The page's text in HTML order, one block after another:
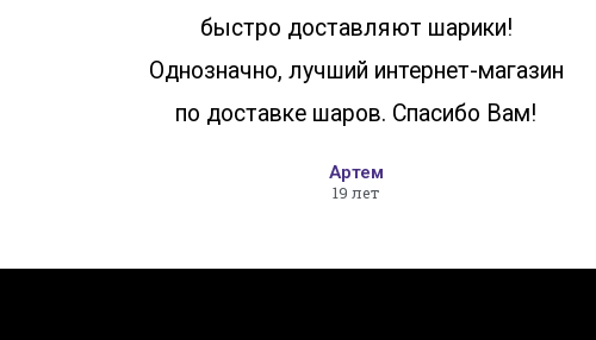
быстро доставляют шарики!
Однозначно, лучший интернет-магазин
по доставке шаров. Спасибо Вам!
Артем
19 лет